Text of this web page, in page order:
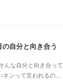
自分と向き合う
んな自分と向き合って
ンって言われるの…